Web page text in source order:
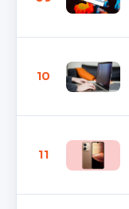
10
11